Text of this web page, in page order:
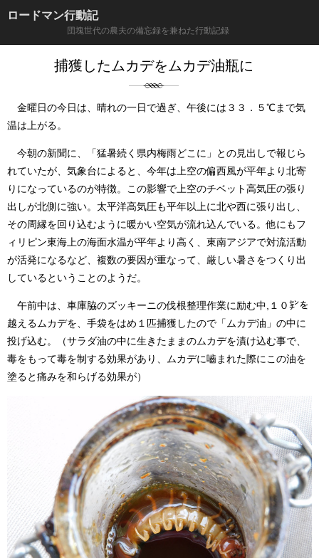
ロードマン行動記
団塊世代の農夫の備忘録を兼ねた行動記録
捕獲したムカデをムカデ油瓶に
金曜日の今日は、晴れの一日で過ぎ、午後には３３．５℃まで気
温は上がる。
今朝の新聞に、「猛暑続く県内梅雨どこに」との見出しで報じら
れていたが、気象台によると、今年は上空の偏西風が平年より北寄
りになっているのが特徴。この影響で上空のチベット高気圧の張り
出しが北側に強い。太平洋高気圧も平年以上に北や西に張り出し、
その周縁を回り込むように暖かい空気が流れ込んでいる。他にもフ
ィリピン東海上の海面水温が平年より高く、東南アジアで対流活動
が活発になるなど、複数の要因が重なって、厳しい暑さをつくり出
しているということのようだ。
午前中は、車庫脇のズッキーニの伐根整理作業に励む中,１０㌢を
越えるムカデを、手袋をはめ１匹捕獲したので「ムカデ油」の中に
投げ込む。（サラダ油の中に生きたままのムカデを漬け込む事で、
毒をもって毒を制する効果があり、ムカデに嚙まれた際にこの油を
塗ると痛みを和らげる効果が）